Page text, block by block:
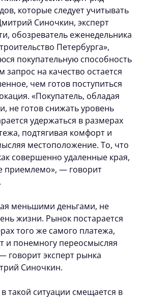
которые следует учитывать
Синочкин, эксперт
обозреватель еженедельника
Петербурга»,
покупательную способность
запрос на качество остается
чем готов поступиться
«Покупатель, обладая
не готов снижать уровень
удержаться в размерах
подтягивая комфорт и
местоположение. То, что
совершенно удаленные края,
приемлемо», — говорит
меньшими деньгами, не
жизни. Рынок постарается
того же самого платежа,
и понемногу переосмысляя
говорит эксперт рынка
Синочкин.
такой ситуации смещается в